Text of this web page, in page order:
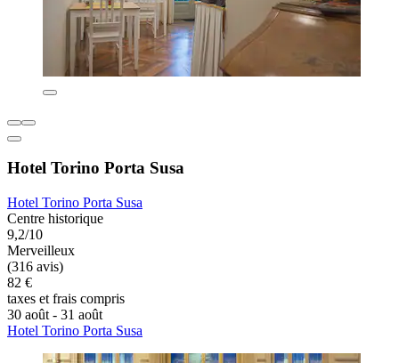
Hotel Torino Porta Susa
Hotel Torino Porta Susa
Centre historique
9,2/10
Merveilleux
(316 avis)
82 €
taxes et frais compris
30 août - 31 août
Hotel Torino Porta Susa